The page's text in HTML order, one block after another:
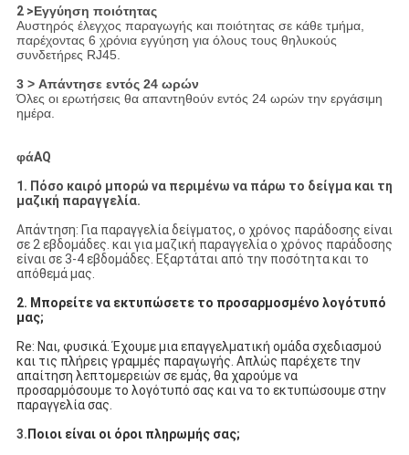
2 >Εγγύηση ποιότητας
Αυστηρός έλεγχος παραγωγής και ποιότητας σε κάθε τμήμα,
παρέχοντας 6 χρόνια εγγύηση για όλους τους θηλυκούς
συνδετήρες RJ45.
3 > Απάντησε εντός 24 ωρών
Όλες οι ερωτήσεις θα απαντηθούν εντός 24 ωρών την εργάσιμη
ημέρα.
φάAQ
1. Πόσο καιρό μπορώ να περιμένω να πάρω το δείγμα και τη
μαζική παραγγελία.
Απάντηση: Για παραγγελία δείγματος, ο χρόνος παράδοσης είναι
σε 2 εβδομάδες. και για μαζική παραγγελία ο χρόνος παράδοσης
είναι σε 3-4 εβδομάδες. Εξαρτάται από την ποσότητα και το
απόθεμά μας.
2. Μπορείτε να εκτυπώσετε το προσαρμοσμένο λογότυπό
μας;
Re: Ναι, φυσικά. Έχουμε μια επαγγελματική ομάδα σχεδιασμού
και τις πλήρεις γραμμές παραγωγής. Απλώς παρέχετε την
απαίτηση λεπτομερειών σε εμάς, θα χαρούμε να
προσαρμόσουμε το λογότυπό σας και να το εκτυπώσουμε στην
παραγγελία σας.
3. Ποιοι είναι οι όροι πληρωμής σας;